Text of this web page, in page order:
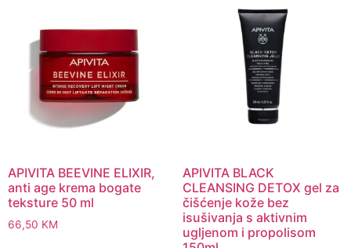
APIVITA BEEVINE ELIXIR,
anti age krema bogate
teksture 50 ml
66,50 KM
APIVITA BLACK
CLEANSING DETOX gel za
čišćenje kože bez
isušivanja s aktivnim
ugljenom i propolisom